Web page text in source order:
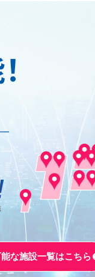
な施設一覧はこちら